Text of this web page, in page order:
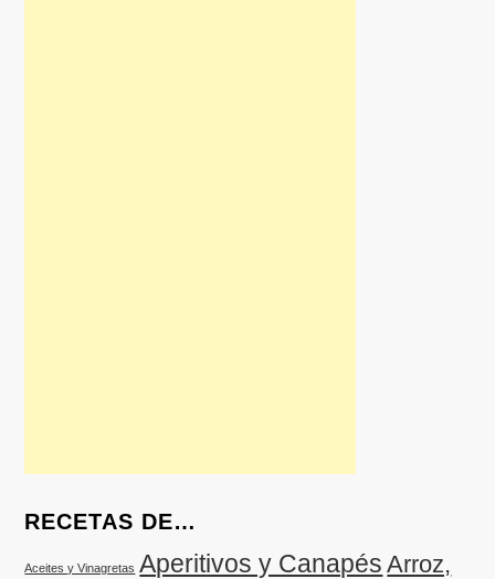
RECETAS DE…
Aceites y Vinagretas Aperitivos y Canapés Arroz,